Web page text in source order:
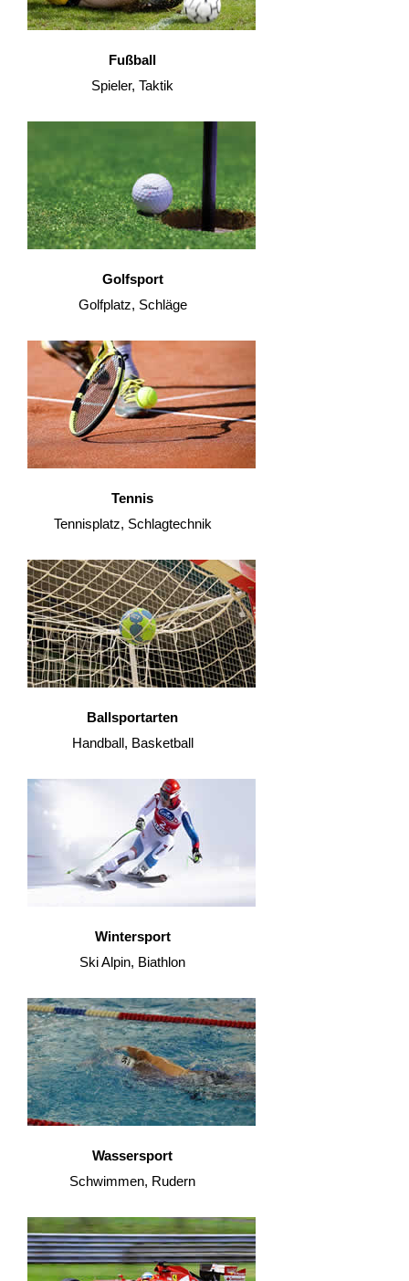
Fußball
Spieler, Taktik
Golfsport
Golfplatz, Schläge
Tennis
Tennisplatz, Schlagtechnik
Ballsportarten
Handball, Basketball
Wintersport
Ski Alpin, Biathlon
Wassersport
Schwimmen, Rudern